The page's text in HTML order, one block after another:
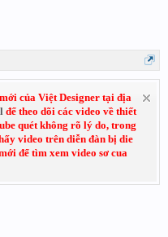
của Việt Designer tại địa
để theo dõi các video về thiết
quét không rõ lý do, trong
video trên diễn đàn bị die
để tìm xem video sơ cua